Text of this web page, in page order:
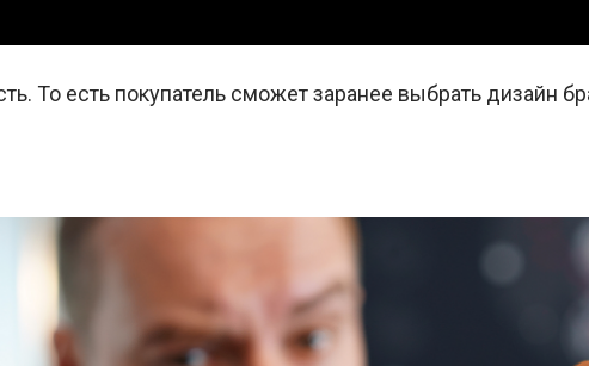
То есть покупатель сможет заранее выбрать дизайн